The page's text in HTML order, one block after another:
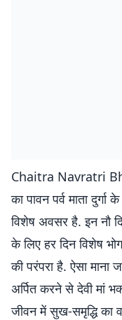
Chaitra Navratri
का पावन पर्व माता
विशेष अवसर है. इन नौ
के लिए हर दिन विशेष
की परंपरा है. ऐसा
अर्पित करने से देवी मां
जीवन में सुख-समृद्धि का